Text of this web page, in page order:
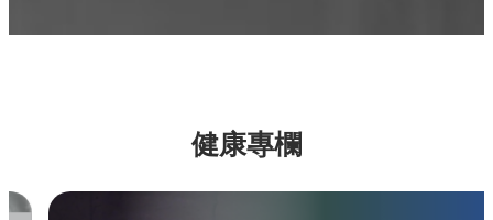
健康專欄